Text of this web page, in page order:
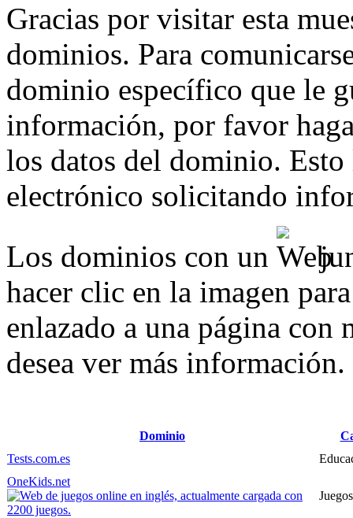
Gracias por visitar esta
dominios. Para
dominio específico que le
información, por favor
los datos del dominio.
electrónico solicitando
Los dominios con un
hacer clic en la imagen
enlazado a una página con
desea ver más información.
Dominio
Tests.com.es
OneKids.net
Juegos